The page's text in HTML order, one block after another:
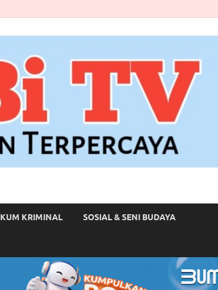
KRIMINAL SOSIAL & SENI BUDAYA